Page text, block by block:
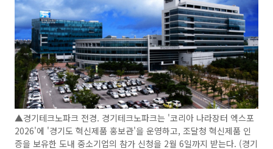
▲경기테크노파크 전경. 경기테크노파크는 '코리아 나라장터 엑스포
2026'에 '경기도 혁신제품 홍보관'을 운영하고, 조달청 혁신제품 인
증을 보유한 도내 중소기업의 참가 신청을 2월 6일까지 받는다. (경기